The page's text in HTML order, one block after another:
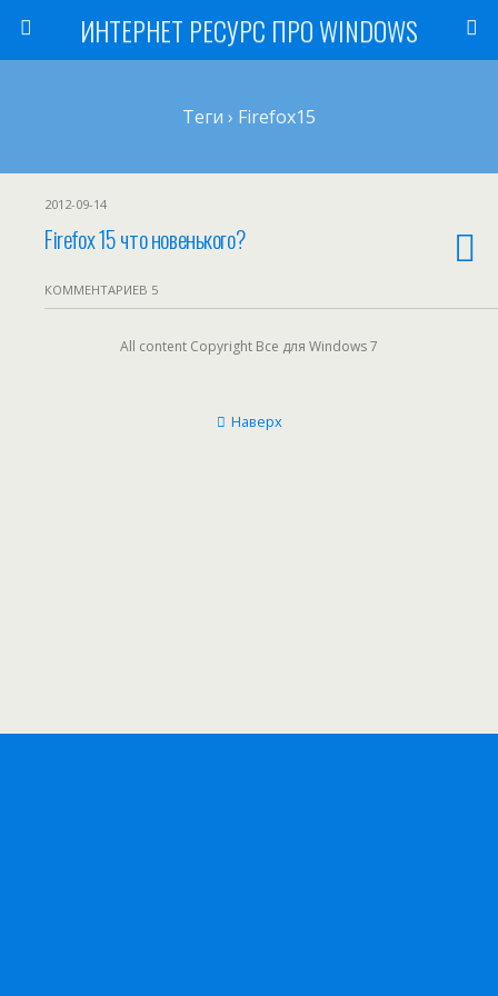
ИНТЕРНЕТ РЕСУРС ПРО WINDOWS
Теги › Firefox15
2012-09-14
Firefox 15 что новенького?
КОММЕНТАРИЕВ 5
All content Copyright Все для Windows 7
Наверх